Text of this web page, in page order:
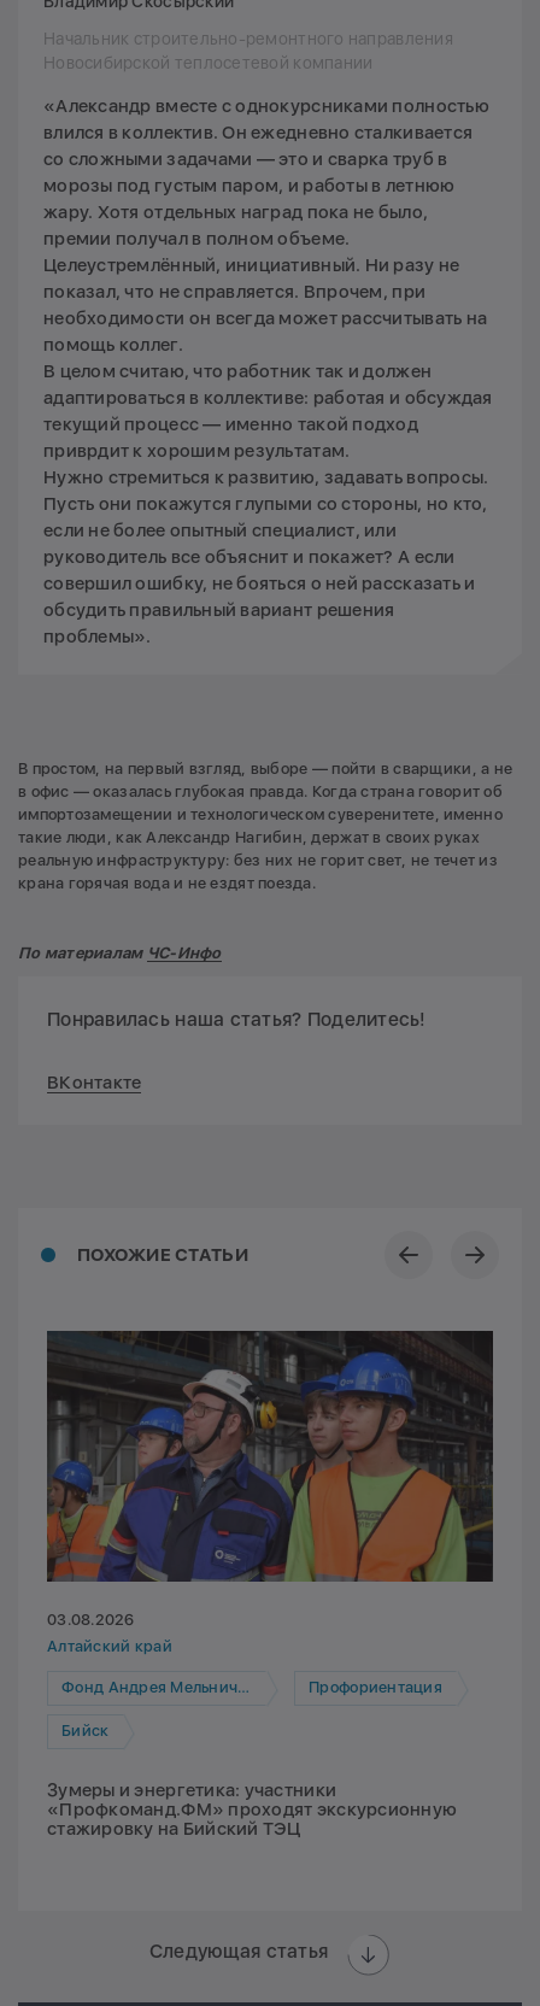
Начальник строительно-ремонтного направления
Новосибирской теплосетевой компании
«Александр вместе с однокурсниками полностью
влился в коллектив. Он ежедневно сталкивается
со сложными задачами — это и сварка труб в
морозы под густым паром, и работы в летнюю
жару. Хотя отдельных наград пока не было,
премии получал в полном объеме.
Целеустремлённый, инициативный. Ни разу не
показал, что не справляется. Впрочем, при
необходимости он всегда может рассчитывать на
помощь коллег.
В целом считаю, что работник так и должен
адаптироваться в коллективе: работая и обсуждая
текущий процесс — именно такой подход
приврдит к хорошим результатам.
Нужно стремиться к развитию, задавать вопросы.
Пусть они покажутся глупыми со стороны, но кто,
если не более опытный специалист, или
руководитель все объяснит и покажет? А если
совершил ошибку, не бояться о ней рассказать и
обсудить правильный вариант решения
проблемы».
В простом, на первый взгляд, выборе — пойти в сварщики, а не
в офис — оказалась глубокая правда. Когда страна говорит об
импортозамещении и технологическом суверенитете, именно
такие люди, как Александр Нагибин, держат в своих руках
реальную инфраструктуру: без них не горит свет, не течет из
крана горячая вода и не ездят поезда.
По материалам ЧС-Инфо
Понравилась наша статья? Поделитесь!
ВКонтакте
ПОХОЖИЕ СТАТЬИ
03.08.2026
Алтайский край
Фонд Андрея Мельниченко Профориентация
Бийск
Зумеры и энергетика: участники
«Профкоманд.ФМ» проходят экскурсионную
стажировку на Бийский ТЭЦ
Следующая статья